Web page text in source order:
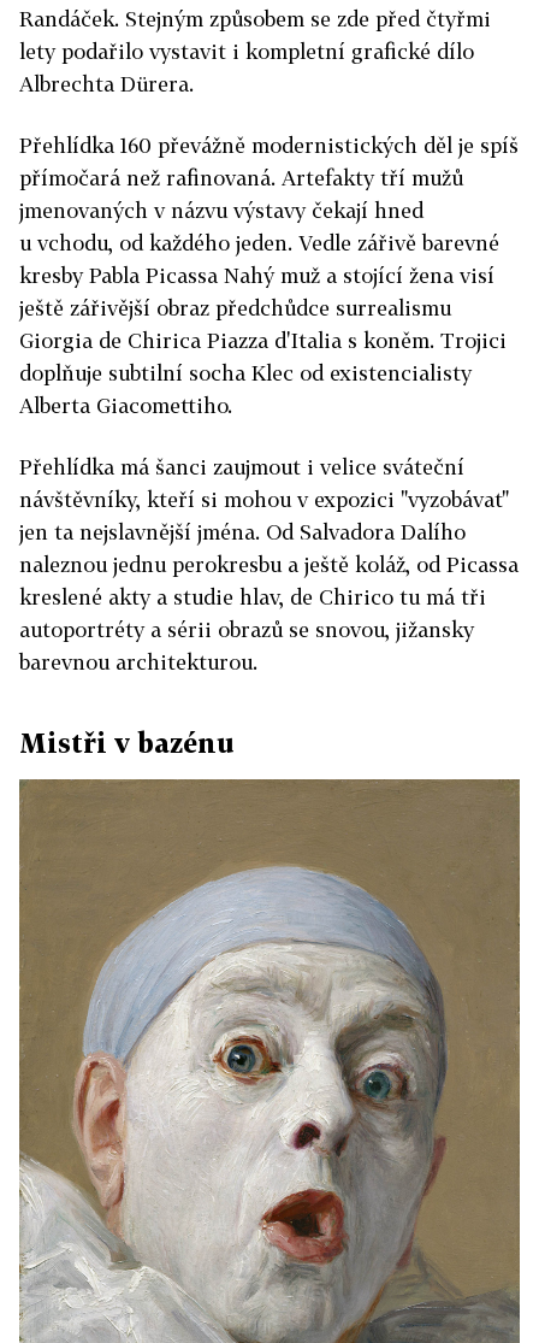
Randáček. Stejným způsobem se zde před čtyřmi
lety podařilo vystavit i kompletní grafické dílo
Albrechta Dürera.
Přehlídka 160 převážně modernistických děl je spíš
přímočará než rafinovaná. Artefakty tří mužů
jmenovaných v názvu výstavy čekají hned
u vchodu, od každého jeden. Vedle zářivě barevné
kresby Pabla Picassa Nahý muž a stojící žena visí
ještě zářivější obraz předchůdce surrealismu
Giorgia de Chirica Piazza d'Italia s koněm. Trojici
doplňuje subtilní socha Klec od existencialisty
Alberta Giacomettiho.
Přehlídka má šanci zaujmout i velice sváteční
návštěvníky, kteří si mohou v expozici "vyzobávat"
jen ta nejslavnější jména. Od Salvadora Dalího
naleznou jednu perokresbu a ještě koláž, od Picassa
kreslené akty a studie hlav, de Chirico tu má tři
autoportréty a sérii obrazů se snovou, jižansky
barevnou architekturou.
Mistři v bazénu